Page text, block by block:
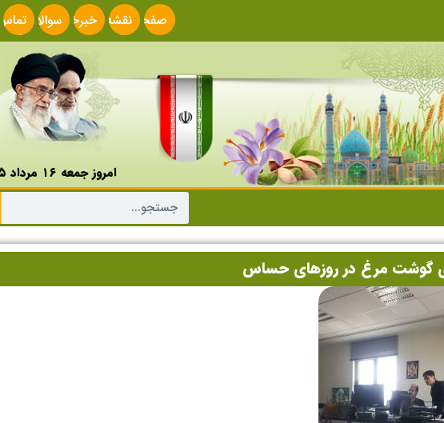
صفحه
اصلی
نقشه
سایت
خبرخوانسوالات
متداولبا ما
امروز جمعه ۱۶ مرداد ۱۴۰۵
گوشت مرغ در روزهای حساس